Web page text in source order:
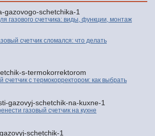
газового счетчика: виды, функции, монтаж
счетчик сломался: что делать
счетчик с термокорректором: как выбрать
газовый счетчик на кухне